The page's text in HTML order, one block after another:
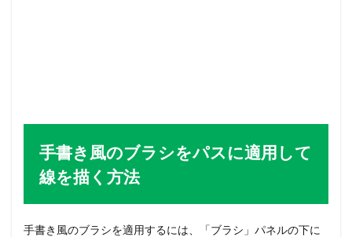
手書き風のブラシをパスに適用して
線を描く方法
手書き風のブラシを適用するには、「ブラシ」パネルの下に